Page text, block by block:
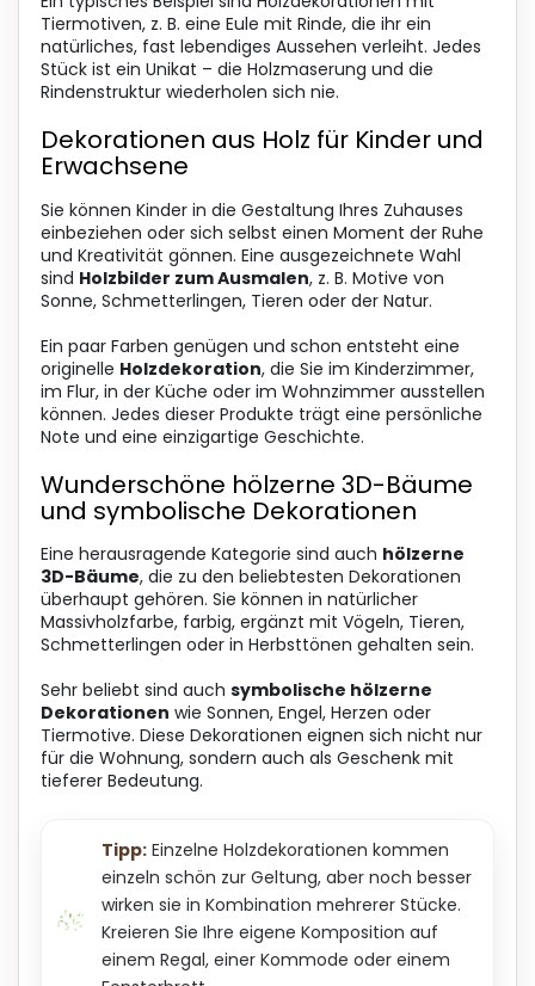
Tiermotiven, z. B. eine Eule mit Rinde, die ihr ein
natürliches, fast lebendiges Aussehen verleiht. Jedes
Stück ist ein Unikat – die Holzmaserung und die
Rindenstruktur wiederholen sich nie.
Dekorationen aus Holz für Kinder und
Erwachsene
Sie können Kinder in die Gestaltung Ihres Zuhauses
einbeziehen oder sich selbst einen Moment der Ruhe
und Kreativität gönnen. Eine ausgezeichnete Wahl
sind Holzbilder zum Ausmalen, z. B. Motive von
Sonne, Schmetterlingen, Tieren oder der Natur.
Ein paar Farben genügen und schon entsteht eine
originelle Holzdekoration, die Sie im Kinderzimmer,
im Flur, in der Küche oder im Wohnzimmer ausstellen
können. Jedes dieser Produkte trägt eine persönliche
Note und eine einzigartige Geschichte.
Wunderschöne hölzerne 3D-Bäume
und symbolische Dekorationen
Eine herausragende Kategorie sind auch hölzerne
3D-Bäume, die zu den beliebtesten Dekorationen
überhaupt gehören. Sie können in natürlicher
Massivholzfarbe, farbig, ergänzt mit Vögeln, Tieren,
Schmetterlingen oder in Herbsttönen gehalten sein.
Sehr beliebt sind auch symbolische hölzerne
Dekorationen wie Sonnen, Engel, Herzen oder
Tiermotive. Diese Dekorationen eignen sich nicht nur
für die Wohnung, sondern auch als Geschenk mit
tieferer Bedeutung.
Tipp: Einzelne Holzdekorationen kommen
einzeln schön zur Geltung, aber noch besser
wirken sie in Kombination mehrerer Stücke.
Kreieren Sie Ihre eigene Komposition auf
einem Regal, einer Kommode oder einem